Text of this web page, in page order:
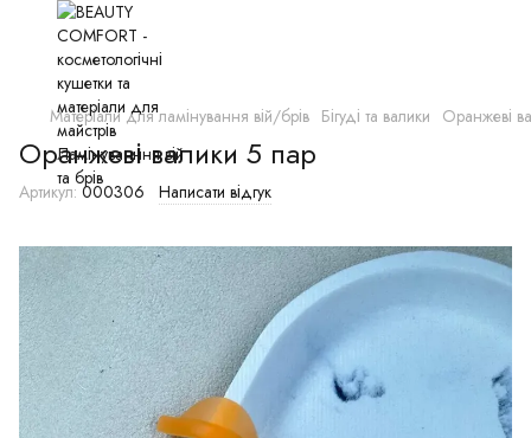
Матеріали для ламінування вій/брів Бігуді та валики Оранжеві
Оранжеві валики 5 пар
Артикул: 000306 Написати відгук